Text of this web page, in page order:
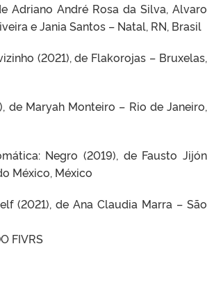
Adriano André Rosa da Silva, Alvaro
e Jania Santos – Natal, RN, Brasil
(2021), de Flakorojas – Bruxelas,
de Maryah Monteiro – Rio de Janeiro,
Negro (2019), de Fausto Jijón
México, México
(2021), de Ana Claudia Marra – São
FIVRS